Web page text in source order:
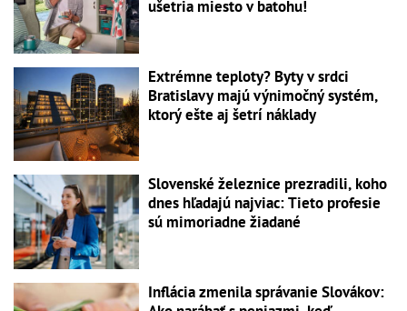
ušetria miesto v batohu!
Extrémne teploty? Byty v srdci
Bratislavy majú výnimočný systém,
ktorý ešte aj šetrí náklady
Slovenské železnice prezradili, koho
dnes hľadajú najviac: Tieto profesie
sú mimoriadne žiadané
Inflácia zmenila správanie Slovákov: